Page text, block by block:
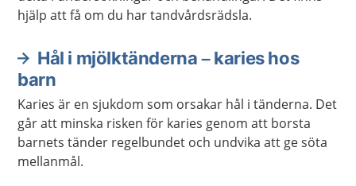
hjälp att få om du har tandvårdsrädsla.
Hål i mjölktänderna – karies hos
barn
Karies är en sjukdom som orsakar hål i tänderna. Det
går att minska risken för karies genom att borsta
barnets tänder regelbundet och undvika att ge söta
mellanmål.